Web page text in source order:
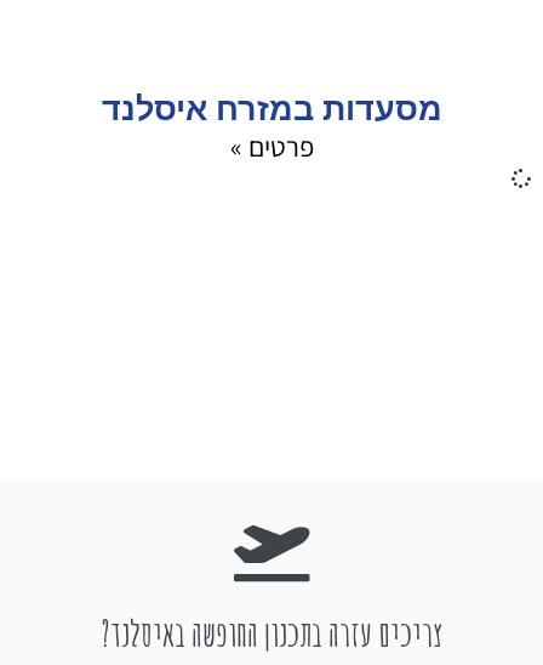
מסעדות במזרח איסלנד
פרטים »
צריכים עזרה בתכנון החופשה באיסלנד?